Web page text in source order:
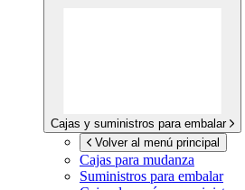
Cajas y suministros para embalar
Volver al menú principal
Cajas para mudanza
Suministros para embalar